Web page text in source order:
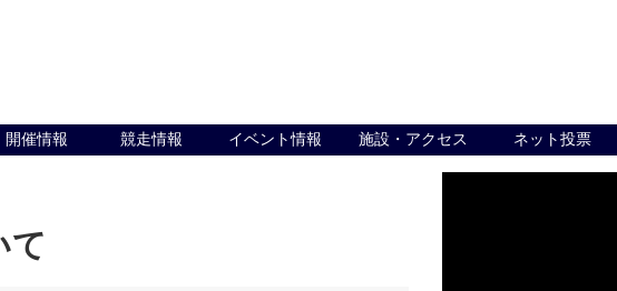
催情報 競走情報 イベント情報 施設・アクセス ネット投票
て